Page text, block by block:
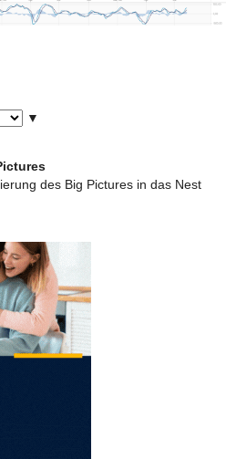
▼
des Big Pictures in das Nest